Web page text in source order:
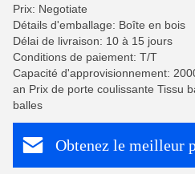
Prix: Negotiate
Détails d'emballage: Boîte en bois
Délai de livraison: 10 à 15 jours
Conditions de paiement: T/T
Capacité d'approvisionnement:
an Prix de porte coulissante Tissu
balles
Obtenez le meilleur